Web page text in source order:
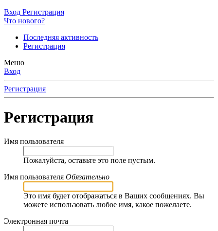
Вход Регистрация
Что нового?
Последняя активность
Регистрация
Меню
Вход
Регистрация
Регистрация
Имя пользователя
Пожалуйста, оставьте это поле пустым.
Имя пользователя Обязательно
Это имя будет отображаться в Ваших сообщениях. Вы
можете использовать любое имя, какое пожелаете.
Электронная почта